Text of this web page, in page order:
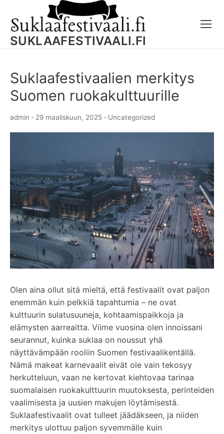
content
SUKLAAFESTIVAALI.FI
Suklaafestivaalien merkitys
Suomen ruokakulttuurille
admin - 29 maaliskuun, 2025 - Uncategorized
Olen aina ollut sitä mieltä, että festivaalit ovat paljon
enemmän kuin pelkkiä tapahtumia – ne ovat
kulttuurin sulatusuuneja, kohtaamispaikkoja ja
elämysten aarreaitta. Viime vuosina olen innoissani
seurannut, kuinka suklaa on noussut yhä
näyttävämpään rooliin Suomen festivaalikentällä.
Nämä makeat karnevaalit eivät ole vain tekosyy
herkutteluun, vaan ne kertovat kiehtovaa tarinaa
suomalaisen ruokakulttuurin muutoksesta, perinteiden
vaalimisesta ja uusien makujen löytämisestä.
Suklaafestivaalit ovat tulleet jäädäkseen, ja niiden
merkitys ulottuu paljon syvemmälle kuin